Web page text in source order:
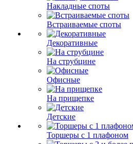
Накладные споты
Встраиваемые споты
Декоративные
На струбцине
Офисные
На прищепке
Детские
Торшеры с 1 плафоном